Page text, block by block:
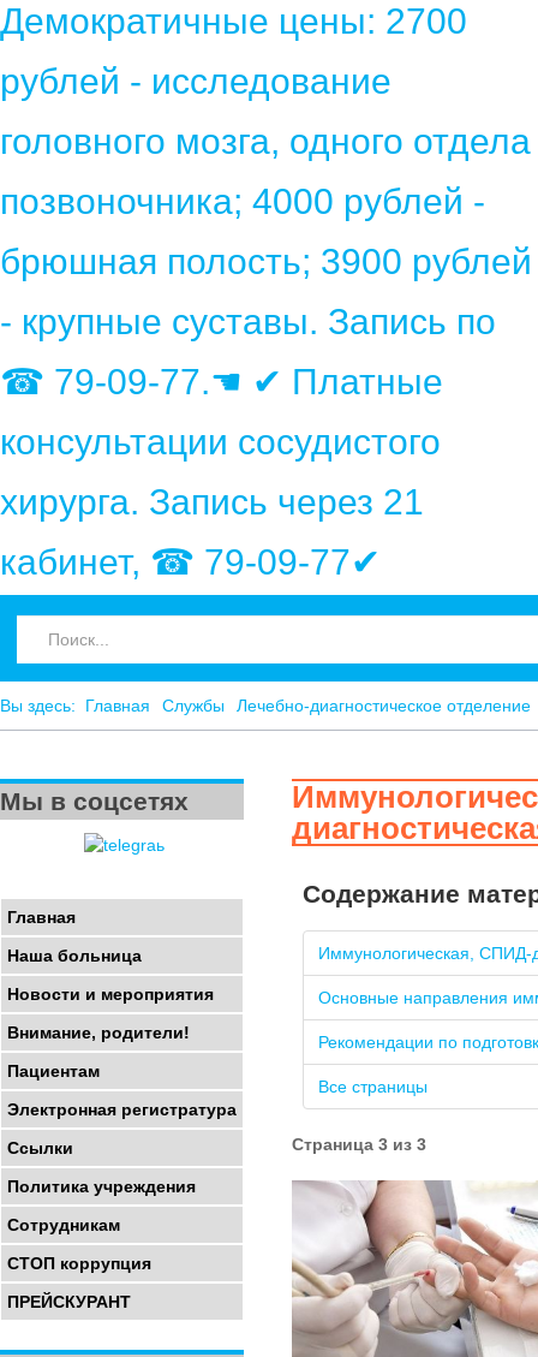
Демократичные цены: 2700
рублей - исследование
головного мозга, одного отдела
позвоночника; 4000 рублей -
брюшная полость; 3900 рублей
- крупные суставы. Запись по
☎ 79-09-77.☚ ✔ Платные
консультации сосудистого
хирурга. Запись через 21
кабинет, ☎ 79-09-77✔
Вы здесь: Главная Службы Лечебно-диагностическое отделение
Содержание
Иммунологическая, СПИД-
Основные направления
Рекомендации по
Все страницы
Страница 3 из 3
Мы в соцсетях
Главная
Наша больница
Новости и мероприятия
Внимание, родители!
Пациентам
Электронная регистратура
Ссылки
Политика учреждения
Сотрудникам
СТОП коррупция
ПРЕЙСКУРАНТ